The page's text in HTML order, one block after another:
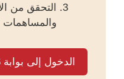
التحقق من
والمساهمات
الدخول إلى بوابة CNSS